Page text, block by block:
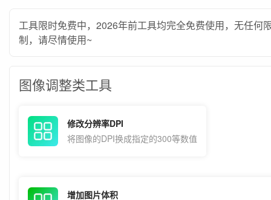
工具限时免费中，2026年前工具均完全免费使用，无任何
制，请尽情使用~
图像调整类工具
修改分辨率DPI
将图像的DPI换成指定的300等数值
增加图片体积